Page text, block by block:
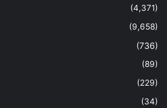
(4,371)
(9,658)
(736)
(89)
(229)
(34)